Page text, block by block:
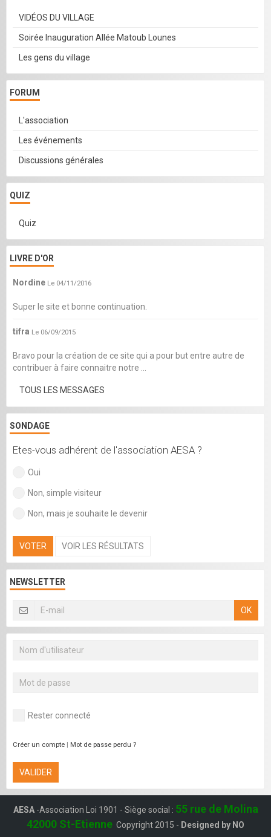
VIDÉOS DU VILLAGE
Soirée Inauguration Allée Matoub Lounes
Les gens du village
FORUM
L'association
Les événements
Discussions générales
QUIZ
Quiz
LIVRE D'OR
Nordine Le 04/11/2016
Super le site et bonne continuation.
tifra Le 06/09/2015
Bravo pour la création de ce site qui a pour but entre autre de
contribuer à faire connaitre notre ...
TOUS LES MESSAGES
SONDAGE
Etes-vous adhérent de l'association AESA ?
Oui
Non, simple visiteur
Non, mais je souhaite le devenir
VOTER VOIR LES RÉSULTATS
NEWSLETTER
OK
Rester connecté
Créer un compte Mot de passe perdu ?
VALIDER
AESA-Association Loi 1901 - Siège social : 55 rue de Molina
42000 St-Etienne Copyright 2015 - Designed by NO